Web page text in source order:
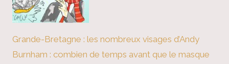
Grande-Bretagne : les nombreux visages d’Andy
Burnham : combien de temps avant que le masque